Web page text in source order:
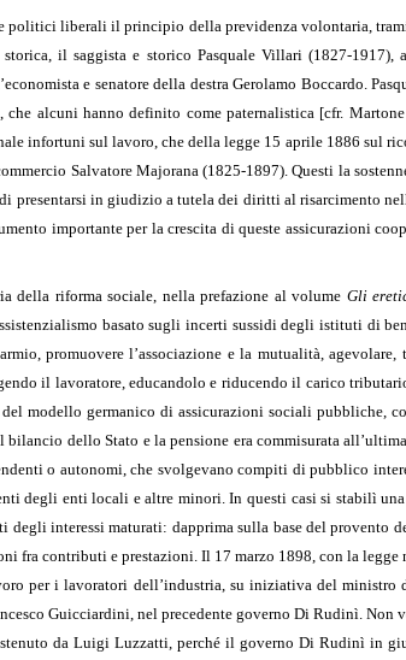
politici liberali il principio della previdenza volontaria,
il saggista e storico Pasquale Villari (1827-
e senatore della destra Gerolamo Boccardo.
che alcuni hanno definito come paternalistica [cfr.
infortuni sul lavoro, che della legge 15 aprile 1886 sul
Salvatore Majorana (1825-1897). Questi la
presentarsi in giudizio a tutela dei diritti al risarcimento
importante per la crescita di queste assicurazioni
della riforma sociale, nella prefazione al volume Gli
basato sugli incerti sussidi degli istituti di
promuovere l’associazione e la mutualità,
il lavoratore, educandolo e riducendo il carico
modello germanico di assicurazioni sociali pubbliche,
dello Stato e la pensione era commisurata
o autonomi, che svolgevano compiti di pubblico
degli enti locali e altre minori. In questi casi si stabilì
degli interessi maturati: dapprima sulla base del
fra contributi e prestazioni. Il 17 marzo 1898, con la
per i lavoratori dell’industria, su iniziativa del ministro
Guicciardini, nel precedente governo Di Rudinì.
da Luigi Luzzatti, perché il governo Di Rudinì in